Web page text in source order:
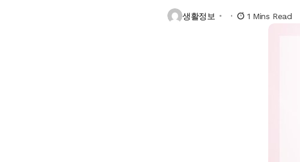
생활정보 1 Mins Read